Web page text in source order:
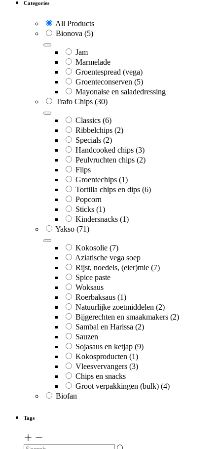
Categories
All Products
Bionova (5)
Jam
Marmelade
Groentespread (vega)
Groenteconserven (5)
Mayonaise en saladedressing
Trafo Chips (30)
Classics (6)
Ribbelchips (2)
Specials (2)
Handcooked chips (3)
Peulvruchten chips (2)
Flips
Groentechips (1)
Tortilla chips en dips (6)
Popcorn
Sticks (1)
Kindersnacks (1)
Yakso (71)
Kokosolie (7)
Aziatische vega soep
Rijst, noedels, (eier)mie (7)
Spice paste
Woksaus
Roerbaksaus (1)
Natuurlijke zoetmiddelen (2)
Bijgerechten en smaakmakers (2)
Sambal en Harissa (2)
Sauzen
Sojasaus en ketjap (9)
Kokosproducten (1)
Vleesvervangers (3)
Chips en snacks
Groot verpakkingen (bulk) (4)
Biofan
Tags